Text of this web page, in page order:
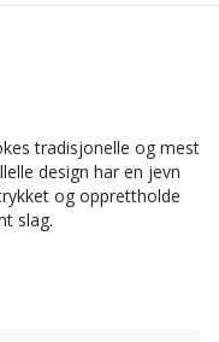
tradisjonelle og mest
design har en jevn
og opprettholde
slag.